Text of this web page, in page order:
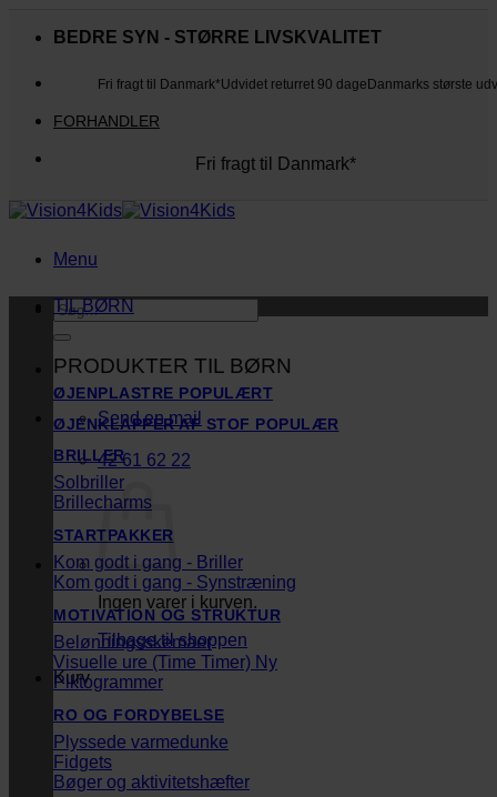
BEDRE SYN - STØRRE LIVSKVALITET
Fri fragt til Danmark*Udvidet returret 90 dage Danmarks største
FORHANDLER
Fri fragt til Danmark*
Menu
Søg
efter:
Send en mail
42 61 62 22
Ingen varer i kurven.
Tilbage til shoppen
Kurv
TIL BØRN
PRODUKTER TIL BØRN
ØJENPLASTRE
ØJENKLAPPER AF STOF
BRILLER
Solbriller
Brillecharms
STARTPAKKER
Kom godt i gang - Briller
Kom godt i gang - Synstræning
MOTIVATION OG STRUKTUR
Belønningsskemaer
Visuelle ure (Time Timer)
Piktogrammer
RO OG FORDYBELSE
Plyssede varmedunke
Fidgets
Bøger og aktivitetshæfter